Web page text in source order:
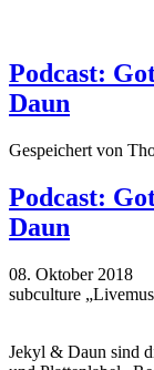
Podcast:
Daun
Gespeichert von
Podcast:
Daun
08. Oktober 2018
subculture
Jekyl & Daun sind